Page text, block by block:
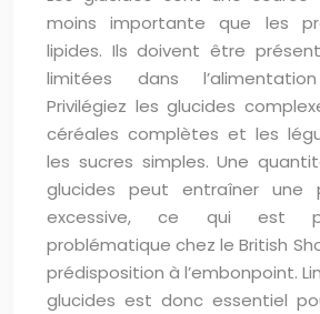
moins importante que les
lipides. Ils doivent être
limitées dans
Privilégiez les glucides
céréales complètes et les
les sucres simples. Une
glucides peut entraîner une
excessive, ce qui est
problématique chez le British
prédisposition à l’embonpoint.
glucides est donc essentiel